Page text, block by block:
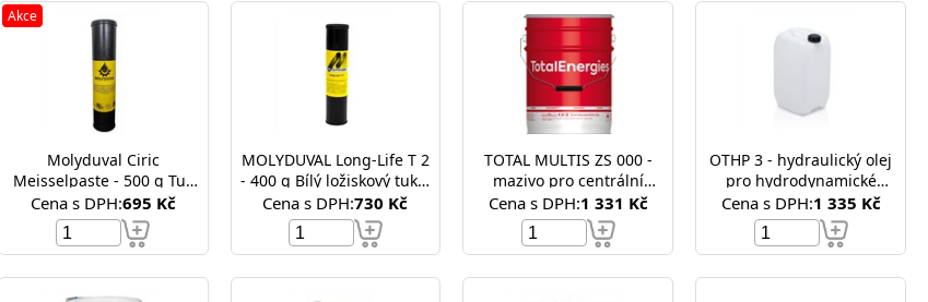
Akce
Molyduval Ciric
Meisselpaste - 500 g Tuk
na bourací kladivo bagru
Cena s DPH:695 Kč
MOLYDUVAL Long-Life T 2
- 400 g Bílý ložiskový tuk s
PTFE
Cena s DPH:730 Kč
TOTAL MULTIS ZS 000 -
mazivo pro centrální
mazání 5kg
Cena s DPH:1 331 Kč
OTHP 3 - hydraulický olej
pro hydrodynamické
mechanismy- 20L
Cena s DPH:1 335 Kč